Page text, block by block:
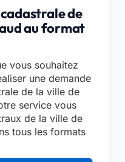
de
au format
vous souhaitez
une demande
de la ville de
service vous
de la ville de
tous les formats